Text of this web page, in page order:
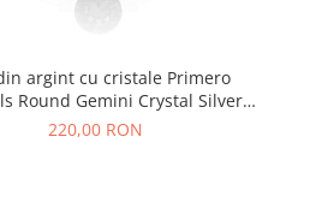
argint cu cristale Primero
Round Gemini Crystal Silver
Night
220,00 RON